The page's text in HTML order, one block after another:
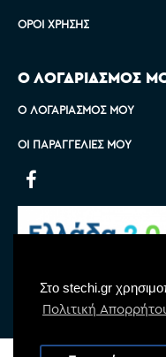
Στο stechi.gr
Πολιτική
ΌΡΟΙ ΧΡΉΣΗΣ
Ο ΛΟΓΑΡΙΑΣΜΟΣ
Ο ΛΟΓΑΡΙΑΣΜΌΣ ΜΟΥ
ΟΙ ΠΑΡΑΓΓΕΛΊΕΣ ΜΟΥ
Copyright ©